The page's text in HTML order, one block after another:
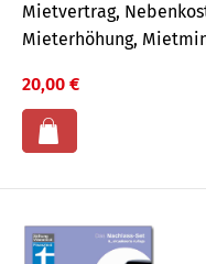
Mietvertrag,
Mieterhöhung,
20,00 €